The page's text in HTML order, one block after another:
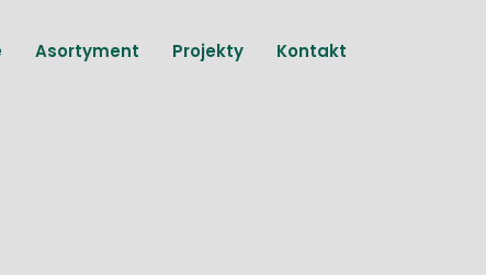
Asortyment Projekty Kontakt